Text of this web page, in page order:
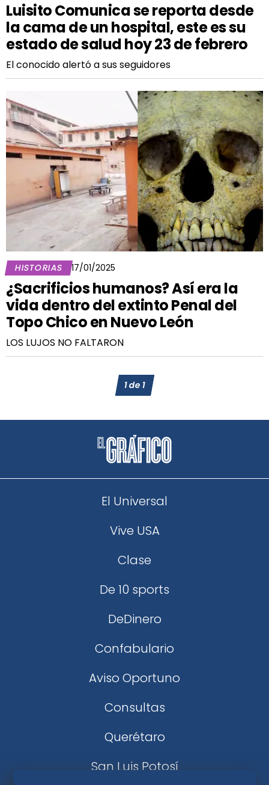
Luisito Comunica se reporta desde
la cama de un hospital, este es su
estado de salud hoy 23 de febrero
El conocido alertó a sus seguidores
HISTORIAS 17/01/2025
¿Sacrificios humanos? Así era la
vida dentro del extinto Penal del
Topo Chico en Nuevo León
LOS LUJOS NO FALTARON
1de1
El Universal
Vive USA
Clase
De 10 sports
DeDinero
Confabulario
Aviso Oportuno
Consultas
Querétaro
San Luis Potosí